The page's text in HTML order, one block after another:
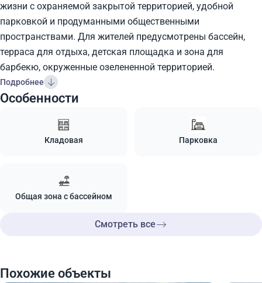
жизни с охраняемой закрытой территорией, удобной
парковкой и продуманными общественными
пространствами. Для жителей предусмотрены бассейн,
терраса для отдыха, детская площадка и зона для
барбекю, окруженные озелененной территорией.
Подробнее
Особенности
Кладовая Парковка
Общая зона с бассейном
Смотреть все
Похожие объекты